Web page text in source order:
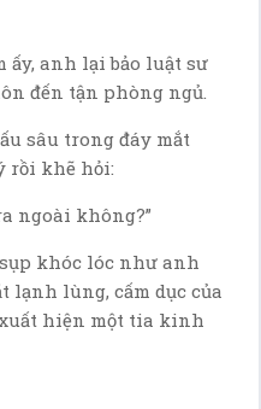
ấy, anh lại bảo luật sư
đến tận phòng ngủ.
sâu trong đáy mắt
rồi khẽ hỏi:
ngoài không?”
khóc lóc như anh
lạnh lùng, cấm dục của
hiện một tia kinh